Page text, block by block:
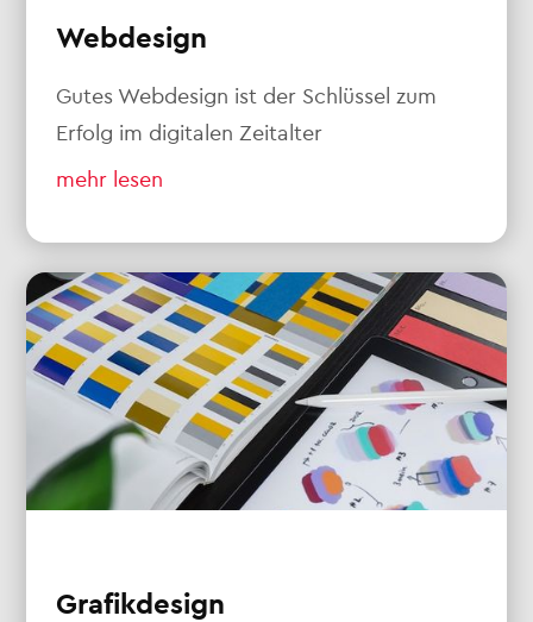
Webdesign
Gutes Webdesign ist der Schlüssel zum
Erfolg im digitalen Zeitalter
mehr lesen
Grafikdesign